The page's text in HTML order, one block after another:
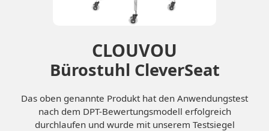
CLOUVOU
Bürostuhl CleverSeat
Das oben genannte Produkt hat den Anwendungstest
nach dem DPT-Bewertungsmodell erfolgreich
durchlaufen und wurde mit unserem Testsiegel